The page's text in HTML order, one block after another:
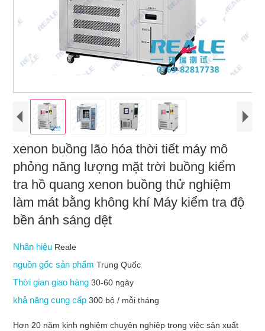
xenon buồng lão hóa thời tiết máy mô
phỏng năng lượng mặt trời buồng kiểm
tra hồ quang xenon buồng thử nghiệm
làm mát bằng không khí Máy kiểm tra độ
bền ánh sáng dệt
Nhãn hiệu Reale
nguồn gốc sản phẩmTrung Quốc
Thời gian giao hàng30-60 ngày
khả năng cung cấp300 bộ / mỗi tháng
Hơn 20 năm kinh nghiệm chuyên nghiệp trong việc sản xuất